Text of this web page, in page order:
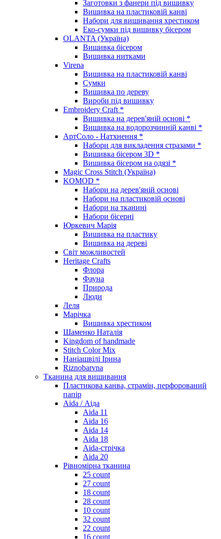
Заготовки з фанери під вишивку
Вишивка на пластиковій канві
Набори для вишивання хрестиком
Еко-сумки під вишивку бісером
OLANTA (Україна)
Вишивка бісером
Вишивка нитками
Virena
Вишивка на пластиковій канві
Сумки
Вишивка по дереву
Вироби під вишивку
Embroidery Craft *
Вишивка на дерев'яній основі *
Вишивка на водорозчинній канві *
АртСоло - Натхнення *
Набори для викладення стразами *
Вишивка бісером 3D *
Вишивка бісером на одязі *
Magic Cross Stitch (Україна)
KOMOD *
Набори на дерев'яній основі
Набори на пластиковій основі
Набори на тканині
Набори бісерні
Юркевич Марія
Вишивка на пластику
Вишивка на дереві
Світ можливостей
Heritage Crafts
Флора
Фауна
Природа
Люди
Леля
Марічка
Вишивка хрестиком
Шаменко Наталія
Kingdom of handmade
Stitch Color Mix
Наніашвілі Ірина
Riznobarvna
Тканина для вишивання
Пластикова канва, страмін, перфорований
папір
Aida / Аіда
Aida 11
Aida 16
Aida 14
Aida 18
Aida-стрічка
Aida 20
Рівномірна тканина
25 count
27 count
18 count
28 count
10 count
32 count
22 count
16 count